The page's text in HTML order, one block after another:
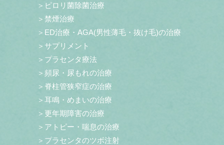
＞ピロリ菌除菌治療
＞禁煙治療
＞ED治療・AGA(男性薄毛・抜け毛)の治療
＞サプリメント
＞プラセンタ療法
＞頻尿・尿もれの治療
＞脊柱管狭窄症の治療
＞耳鳴・めまいの治療
＞更年期障害の治療
＞アトピー・喘息の治療
＞プラセンタのツボ注射